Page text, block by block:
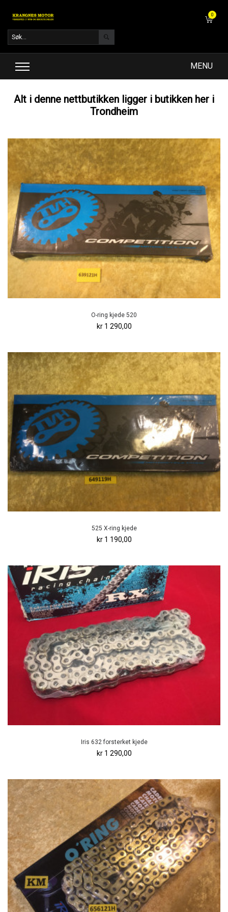
0
MENU
Alt i denne nettbutikken ligger i butikken her i
Trondheim
O-ring kjede 520
kr 1 290,00
525 X-ring kjede
kr 1 190,00
Iris 632 forsterket kjede
kr 1 290,00